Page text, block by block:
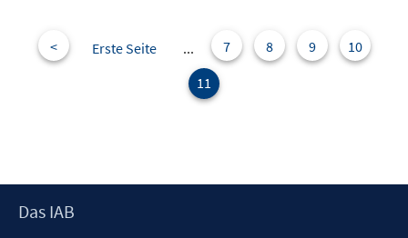
< Erste Seite ... 7 8 9
10
11
Footer
Das IAB